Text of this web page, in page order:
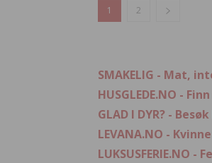
1 2
SMAKELIG - Mat,
HUSGLEDE.NO -
GLAD I DYR? -
LEVANA.NO -
LUKSUSFERIE.NO